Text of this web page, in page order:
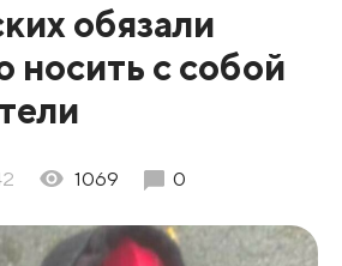
обязали
носить с собой
1069 0